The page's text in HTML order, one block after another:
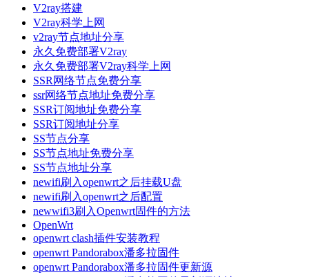
V2ray搭建
V2ray科学上网
v2ray节点地址分享
永久免费部署V2ray
永久免费部署V2ray科学上网
SSR网络节点免费分享
ssr网络节点地址免费分享
SSR订阅地址免费分享
SSR订阅地址分享
SS节点分享
SS节点地址免费分享
SS节点地址分享
newifi刷入openwrt之后挂载U盘
newifi刷入openwrt之后配置
newwifi3刷入Openwrt固件的方法
OpenWrt
openwrt clash插件安装教程
openwrt Pandorabox潘多拉固件
openwrt Pandorabox潘多拉固件更新源